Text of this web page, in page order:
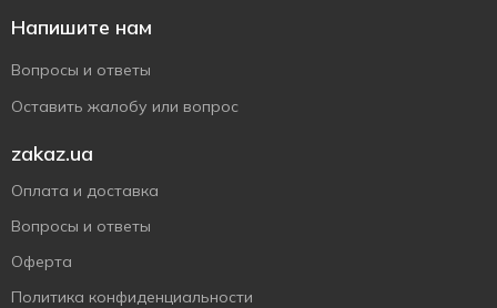
Напишите нам
Вопросы и ответы
Оставить жалобу или вопрос
zakaz.ua
Оплата и доставка
Вопросы и ответы
Оферта
Политика конфиденциальности